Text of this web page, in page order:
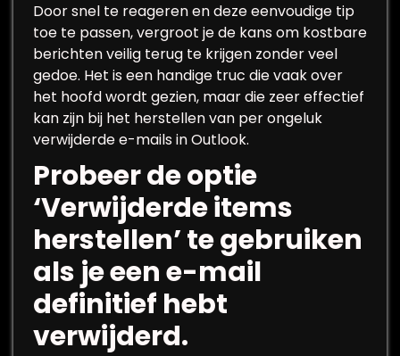
Door snel te reageren en deze eenvoudige tip
toe te passen, vergroot je de kans om kostbare
berichten veilig terug te krijgen zonder veel
gedoe. Het is een handige truc die vaak over
het hoofd wordt gezien, maar die zeer effectief
kan zijn bij het herstellen van per ongeluk
verwijderde e-mails in Outlook.
Probeer de optie
‘Verwijderde items
herstellen’ te gebruiken
als je een e-mail
definitief hebt
verwijderd.